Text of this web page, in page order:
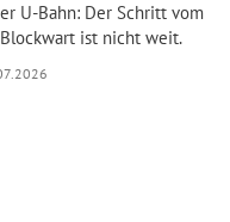
U-Bahn: Der Schritt vom
ist nicht weit.